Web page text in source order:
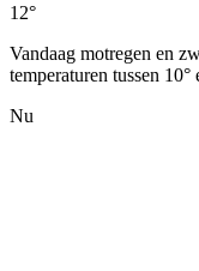
12°
Vandaag motregen en
temperaturen tussen 10°
Nu